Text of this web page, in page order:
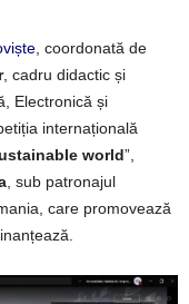
, coordonată de
, cadru didactic și
Electronică și
internațională
world”,
, sub patronajul
care promovează